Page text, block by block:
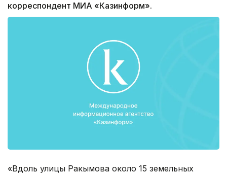
корреспондент МИА «Казинформ».
«Вдоль улицы Ракымова около 15 земельных